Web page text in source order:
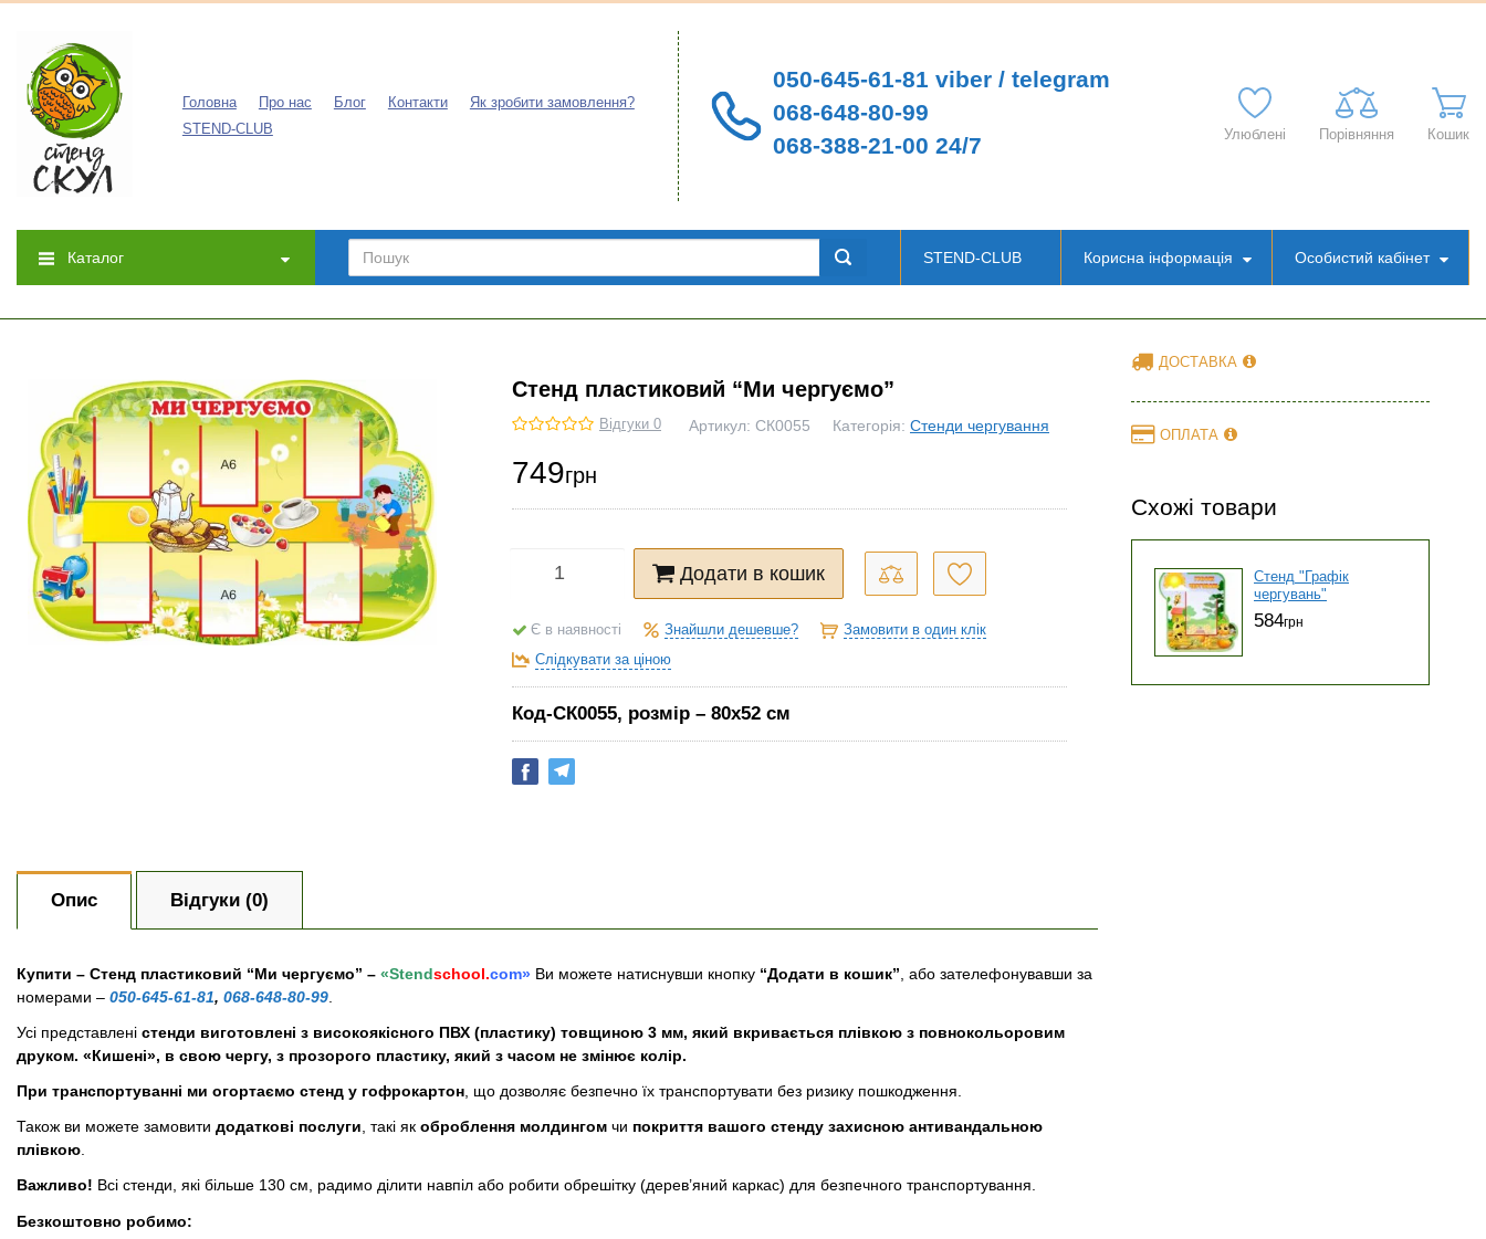
Головна Про нас Блог Контакти
Як зробити замовлення?
STEND-CLUB
050-645-61-81 viber / telegram
068-648-80-99
068-388-21-00 24/7
Улюблені Порівняння Кошик
Каталог STEND-CLUB Корисна інформація Особистий кабінет
Стенд пластиковий “Ми чергуємо”
Відгуки 0 Артикул: СК0055 Категорія: Стенди чергування
749грн
Додати в кошик
Є в наявності Знайшли дешевше?
Замовити в один клік
Слідкувати за ціною
Код-СК0055, розмір – 80х52 см
Опис
Купити – Стенд пластиковий “Ми чергуємо” – «Stendschool.com» Ви можете натиснувши кнопку “Додати в кошик” , або зателефонувавши за
номерами – 050-645-61-81, 068-648-80-99
Усі представлені стенди виготовлені з високоякісного ПВХ (пластику) товщиною 3 мм, який вкривається плівкою з повнокольоровим
друком. «Кишені», в свою чергу, з прозорого пластику, який з часом не змінює колір.
При транспортуванні ми огортаємо стенд у гофрокартон , що дозволяє безпечно їх транспортувати без ризику пошкодження.
Також ви можете замовити додаткові послуги , такі як оброблення молдингом чи покриття вашого стенду захисною антивандальною
плівкою
Важливо! Всі стенди, які більше 130 см, радимо ділити навпіл або робити обрешітку (дерев’яний каркас) для безпечного транспортування.
Безкоштовно робимо:
Відгуки (0)
ДОСТАВКА
ОПЛАТА
Схожі товари
Стенд "Графік
чергувань"
584грн